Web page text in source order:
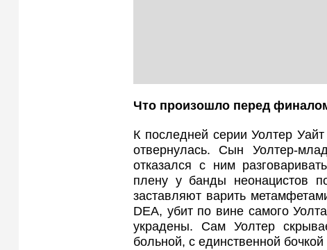
Что произошло перед
К последней серии Уолтер
отвернулась. Сын Уолтер-
отказался с ним
плену у банды неонацистов
заставляют варить
DEA, убит по вине самого
украдены. Сам Уолтер
больной, с единственной